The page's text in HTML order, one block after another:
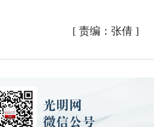
[ 责编：张倩]